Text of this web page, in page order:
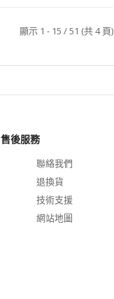
顯示 1 - 15 / 51 (共 4 頁)
售後服務
聯絡我們
退換貨
技術支援
網站地圖